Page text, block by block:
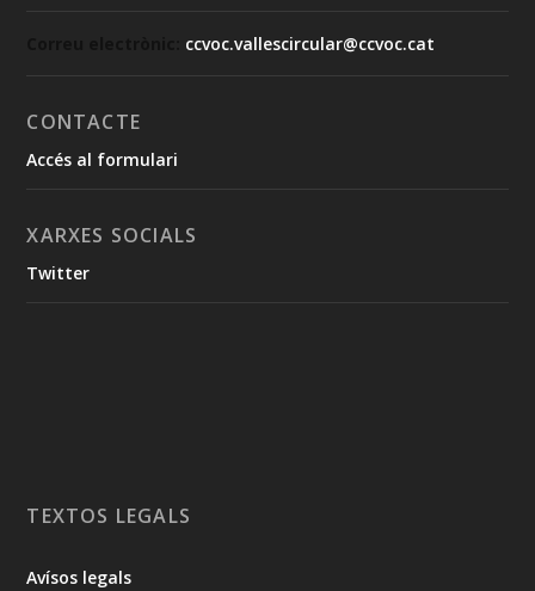
ccvoc.vallescircular@ccvoc.cat
CONTACTE
Accés al formulari
XARXES SOCIALS
Twitter
TEXTOS LEGALS
Avísos legals